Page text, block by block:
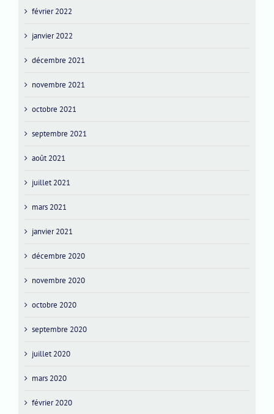
février 2022
janvier 2022
décembre 2021
novembre 2021
octobre 2021
septembre 2021
août 2021
juillet 2021
mars 2021
janvier 2021
décembre 2020
novembre 2020
octobre 2020
septembre 2020
juillet 2020
mars 2020
février 2020